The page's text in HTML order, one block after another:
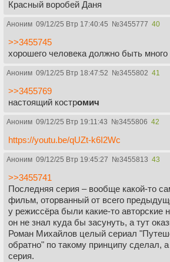
Красный воробей Даня
Аноним 09/12/25 Втр 17:40:45 №3455777 40
>>3455745
хорошего человека должно быть много
Аноним 09/12/25 Втр 18:47:52 №3455802 41
>>3455769
настоящий костромич
Аноним 09/12/25 Втр 19:11:43 №3455806 42
https://youtu.be/qUZt-k6I2Wc
Аноним 09/12/25 Втр 19:45:27 №3455813 43
>>3455741
Последняя серия – вообще какой-то
фильм, оторванный от всего
у режиссёра были какие-то авторские
он не знал куда бы засунуть, а тут
Роман Михайлов целый сериал
обратно" по такому принципу сделал,
серия.